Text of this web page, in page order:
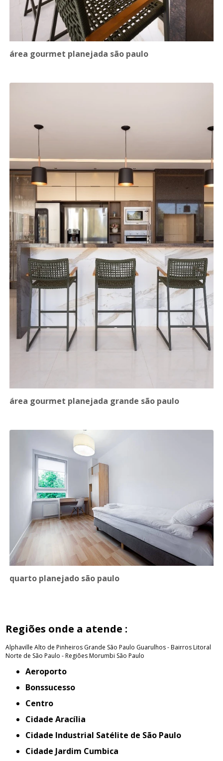
área gourmet planejada são paulo
área gourmet planejada grande são paulo
quarto planejado são paulo
Regiões onde a atende :
Alphaville Alto de Pinheiros Grande São Paulo Guarulhos - BairrosLitoral
Norte de São Paulo - RegiõesMorumbi São Paulo
Aeroporto
Bonssucesso
Centro
Cidade Aracília
Cidade Industrial Satélite de São Paulo
Cidade Jardim Cumbica